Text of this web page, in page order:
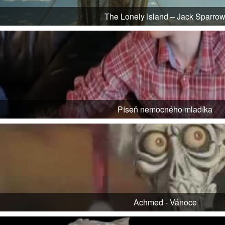
The Lonely Island – Jack Sparrow
Píseň nemocného mladíka
Achmed - Vánoce